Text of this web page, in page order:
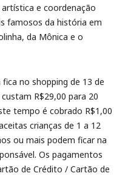
e coordenação
famosos da história em
da Mônica e o
no shopping de 13 de
R$29,00 para 20
tempo é cobrado R$1,00
crianças de 1 a 12
ou mais podem ficar na
Os pagamentos
de Crédito / Cartão de